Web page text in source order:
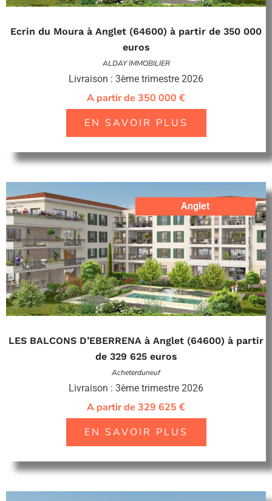
Ecrin du Moura à Anglet (64600) à partir de 350 000
euros
ALDAY IMMOBILIER
Livraison : 3ème trimestre 2026
A partir de 350 000 €
EN SAVOIR PLUS
Anglet
LES BALCONS D’EBERRENA à Anglet (64600) à partir
de 329 625 euros
Acheterduneuf
Livraison : 3ème trimestre 2026
A partir de 329 625 €
EN SAVOIR PLUS